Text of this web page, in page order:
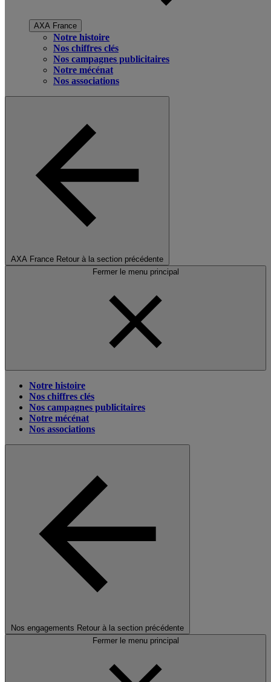
AXA France
Notre histoire
Nos chiffres clés
Nos campagnes publicitaires
Notre mécénat
Nos associations
AXA France Retour à la section précédente
Fermer le menu principal
Notre histoire
Nos chiffres clés
Nos campagnes publicitaires
Notre mécénat
Nos associations
Nos engagements Retour à la section précédente
Fermer le menu principal